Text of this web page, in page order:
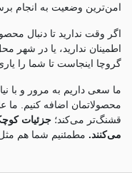
امن‌ترین وضعیت به انجام
اگر وقت ندارید تا دنبال
اطمینان ندارید، یا در شهر
گروچا اینجاست تا شما را
ما سعی داریم به مرور و با
محصولاتمان اضافه کنیم. ما
قشنگ‌تر می‌کند؛ جزئیات
می‌کنند. مطمئنیم شما هم